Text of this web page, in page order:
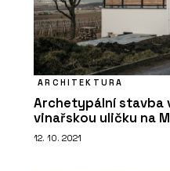
ARCHITEKTURA
Archetypální stavba
vinařskou uličku na
12. 10. 2021